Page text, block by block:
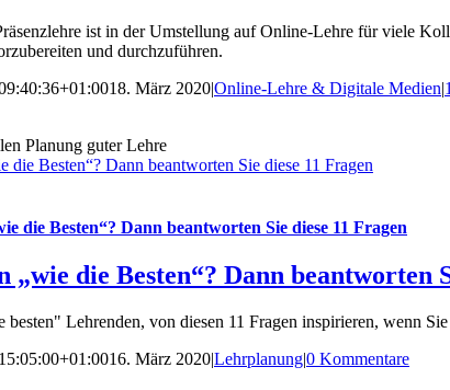
ist in der Umstellung auf Online-Lehre für viele
und durchzuführen.
18. März 2020|Online-Lehre & Digitale Medien|
die Besten“? Dann beantworten Sie diese 11 Fragen
die Besten“? Dann beantworten Sie diese 11 Fragen
„wie die Besten“? Dann beantworten
besten" Lehrenden, von diesen 11 Fragen inspirieren, wenn
16. März 2020|Lehrplanung|0 Kommentare